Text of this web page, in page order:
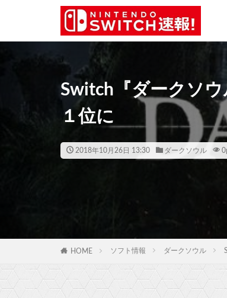
Switch『ダークソ
１位に
2018年10月26日 13:30 ダークソウル 0
HOME ソフト情報 ダークソウル